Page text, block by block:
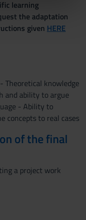
dei dati web,
combinarle
loro o che hanno
learning
the adaptation
given HERE
Theoretical knowledge
and ability to argue
- Ability to
concepts to real cases
of the final
a project work